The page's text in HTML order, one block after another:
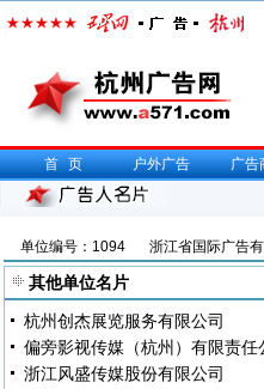
首页 户外广告 广告
单位编号：1094 浙江省国际广告
其他单位名片
杭州创杰展览服务有限公司
偏旁影视传媒（杭州）有限责任
浙江风盛传媒股份有限公司